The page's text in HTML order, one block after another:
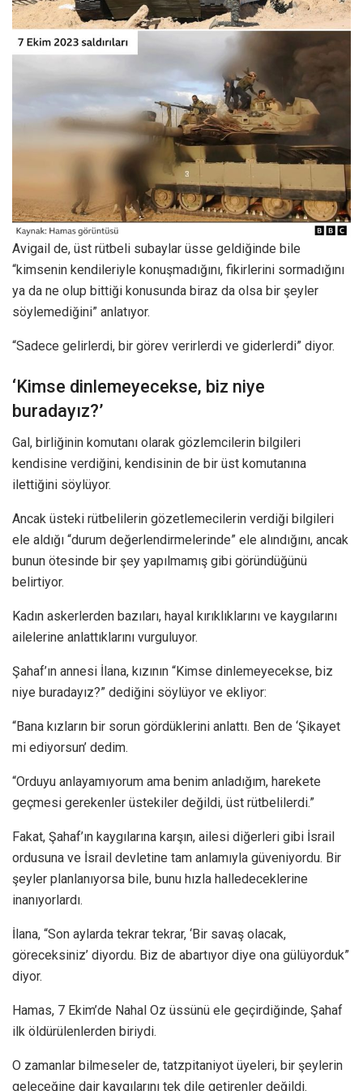
Avigail de, üst rütbeli subaylar üsse geldiğinde bile
“kimsenin kendileriyle konuşmadığını, fikirlerini sormadığını
ya da ne olup bittiği konusunda biraz da olsa bir şeyler
söylemediğini” anlatıyor.
“Sadece gelirlerdi, bir görev verirlerdi ve giderlerdi” diyor.
‘Kimse dinlemeyecekse, biz niye
buradayız?’
Gal, birliğinin komutanı olarak gözlemcilerin bilgileri
kendisine verdiğini, kendisinin de bir üst komutanına
ilettiğini söylüyor.
Ancak üsteki rütbelilerin gözetlemecilerin verdiği bilgileri
ele aldığı “durum değerlendirmelerinde” ele alındığını, ancak
bunun ötesinde bir şey yapılmamış gibi göründüğünü
belirtiyor.
Kadın askerlerden bazıları, hayal kırıklıklarını ve kaygılarını
ailelerine anlattıklarını vurguluyor.
Şahaf’ın annesi İlana, kızının “Kimse dinlemeyecekse, biz
niye buradayız?” dediğini söylüyor ve ekliyor:
“Bana kızların bir sorun gördüklerini anlattı. Ben de ‘Şikayet
mi ediyorsun’ dedim.
“Orduyu anlayamıyorum ama benim anladığım, harekete
geçmesi gerekenler üstekiler değildi, üst rütbelilerdi.”
Fakat, Şahaf’ın kaygılarına karşın, ailesi diğerleri gibi İsrail
ordusuna ve İsrail devletine tam anlamıyla güveniyordu. Bir
şeyler planlanıyorsa bile, bunu hızla halledeceklerine
inanıyorlardı.
İlana, “Son aylarda tekrar tekrar, ‘Bir savaş olacak,
göreceksiniz’ diyordu. Biz de abartıyor diye ona gülüyorduk”
diyor.
Hamas, 7 Ekim’de Nahal Oz üssünü ele geçirdiğinde, Şahaf
ilk öldürülenlerden biriydi.
O zamanlar bilmeseler de, tatzpitaniyot üyeleri, bir şeylerin
geleceğine dair kaygılarını tek dile getirenler değildi.